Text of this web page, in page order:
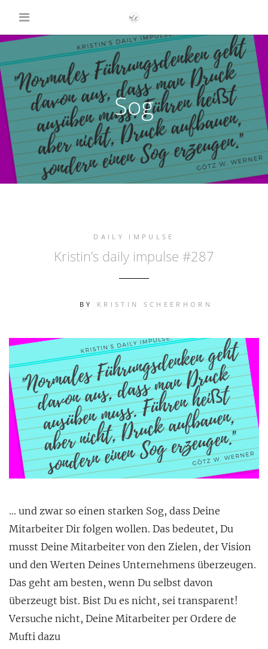
Sog
DAILY IMPULSE
Kristin’s daily impulse #287
BY KRISTIN SCHEERHORN
… und zwar so einen starken Sog, dass Deine
Mitarbeiter Dir folgen wollen. Das bedeutet, Du
musst Deine Mitarbeiter von den Zielen, der Vision
und den Werten Deines Unternehmens überzeugen.
Das geht am besten, wenn Du selbst davon
überzeugt bist. Bist Du es nicht, sei transparent!
Versuche nicht, Deine Mitarbeiter per Ordere de
Mufti dazu